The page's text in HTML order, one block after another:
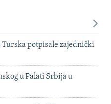
potpisale zajednički
u Palati Srbija u